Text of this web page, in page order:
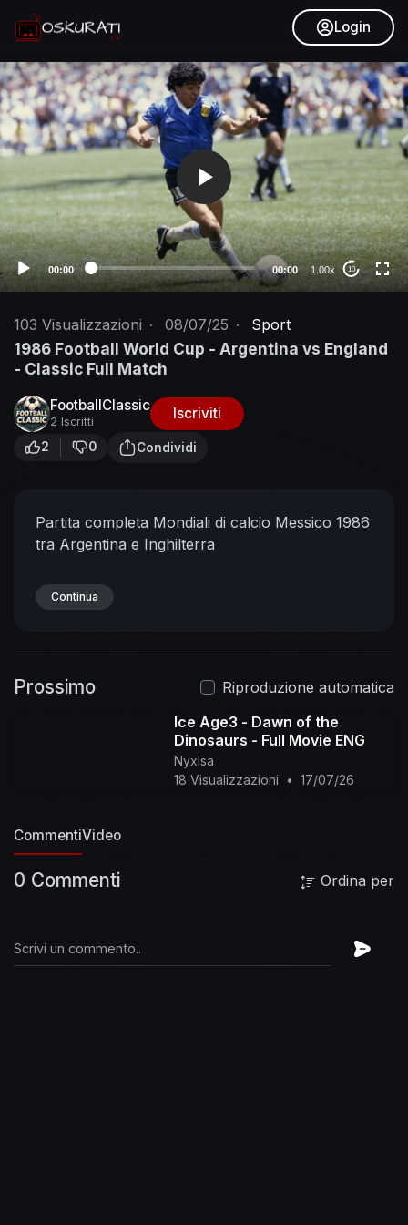
Login
V
i
d
e
o
a
y
e
r
00:00 00:00 1.00x 10
103 Visualizzazioni · 08/07/25 · Sport
1986 Football World Cup - Argentina vs England
- Classic Full Match
FootballClassic
2 Iscritti Iscriviti
2 0 Condividi
Partita completa Mondiali di calcio Messico 1986
tra Argentina e Inghilterra
Continua
Prossimo
Riproduzione automatica
Ice Age3 - Dawn of the
Dinosaurs - Full Movie ENG
NyxIsa
18 Visualizzazioni
• 17/07/26
CommentiVideo
0 Commenti Ordina per